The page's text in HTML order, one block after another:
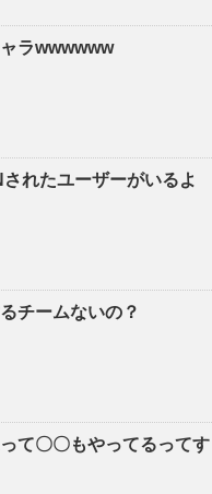
ャラwwwwww
れたユーザーがいるよ
チームないの？
て〇〇もやってるってす